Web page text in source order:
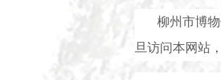
柳州市博
旦访问本网站